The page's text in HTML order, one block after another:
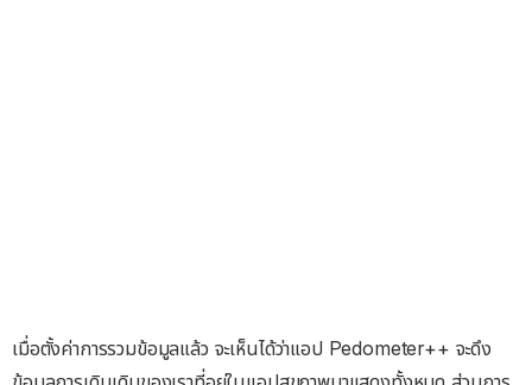
เมื่อตั้งค่าการรวมข้อมูลแล้ว จะเห็นได้ว่าแอป Pedometer++ จะดึง